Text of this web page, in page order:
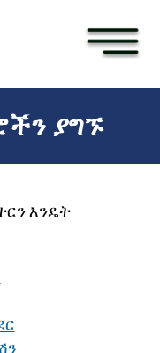
×
ያግኙ
እንዴት